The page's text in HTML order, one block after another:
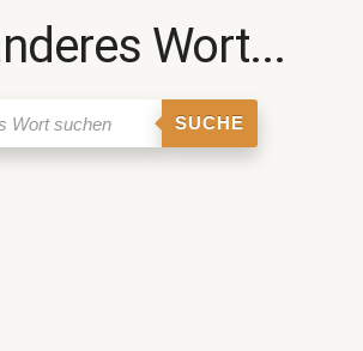
Wort...
SUCHE